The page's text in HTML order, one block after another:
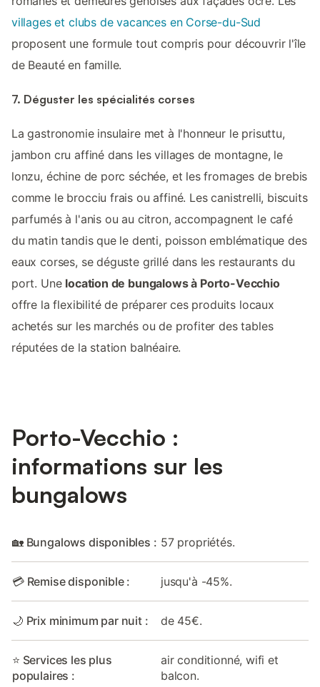
villages et clubs de vacances en Corse-du-Sud
proposent une formule tout compris pour découvrir l'île
de Beauté en famille.
7. Déguster les spécialités corses
La gastronomie insulaire met à l'honneur le prisuttu,
jambon cru affiné dans les villages de montagne, le
lonzu, échine de porc séchée, et les fromages de brebis
comme le brocciu frais ou affiné. Les canistrelli, biscuits
parfumés à l'anis ou au citron, accompagnent le café
du matin tandis que le denti, poisson emblématique des
eaux corses, se déguste grillé dans les restaurants du
port. Une location de bungalows à Porto-Vecchio
offre la flexibilité de préparer ces produits locaux
achetés sur les marchés ou de profiter des tables
réputées de la station balnéaire.
Porto-Vecchio :
informations sur les
bungalows
🏡 Bungalows disponibles : 57 propriétés.
💳 Remise disponible : jusqu'à -45%.
🌙 Prix minimum par nuit : de 45€.
⭐ Services les plus
populaires :
air conditionné, wifi et
balcon.